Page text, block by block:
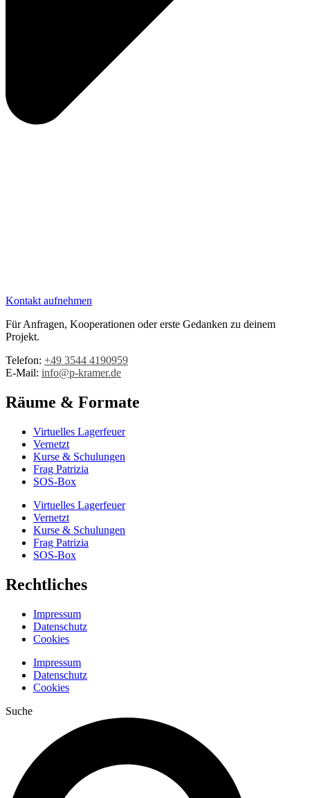
Kontakt aufnehmen
Für Anfragen, Kooperationen oder erste Gedanken zu deinem
Projekt.
Telefon: +49 3544 4190959‬
E-Mail: info@p-kramer.de
Räume & Formate
Virtuelles Lagerfeuer
Vernetzt
Kurse & Schulungen
Frag Patrizia
SOS-Box
Virtuelles Lagerfeuer
Vernetzt
Kurse & Schulungen
Frag Patrizia
SOS-Box
Rechtliches
Impressum
Datenschutz
Cookies
Impressum
Datenschutz
Cookies
Suche